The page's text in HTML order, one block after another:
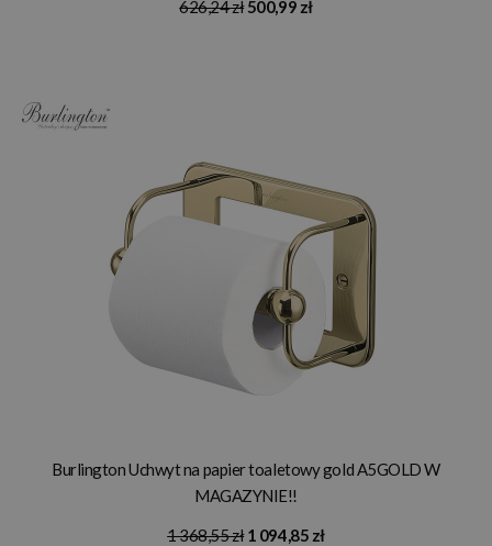
626,24 zł 500,99 zł
Burlington Uchwyt na papier toaletowy gold A5GOLD W
MAGAZYNIE!!
1 368,55 zł 1 094,85 zł